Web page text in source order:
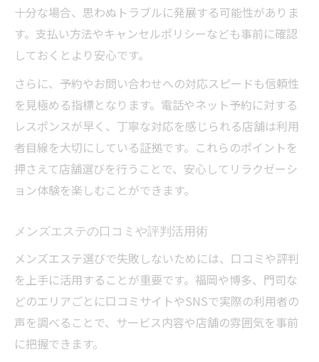
十分な場合、思わぬトラブルに発展する可能性がありま
す。支払い方法やキャンセルポリシーなども事前に確認
しておくとより安心です。
さらに、予約やお問い合わせへの対応スピードも信頼性
を見極める指標となります。電話やネット予約に対する
レスポンスが早く、丁寧な対応を感じられる店舗は利用
者目線を大切にしている証拠です。これらのポイントを
押さえて店舗選びを行うことで、安心してリラクゼーシ
ョン体験を楽しむことができます。
メンズエステの口コミや評判活用術
メンズエステ選びで失敗しないためには、口コミや評判
を上手に活用することが重要です。福岡や博多、門司な
どのエリアごとに口コミサイトやSNSで実際の利用者の
声を調べることで、サービス内容や店舗の雰囲気を事前
に把握できます。